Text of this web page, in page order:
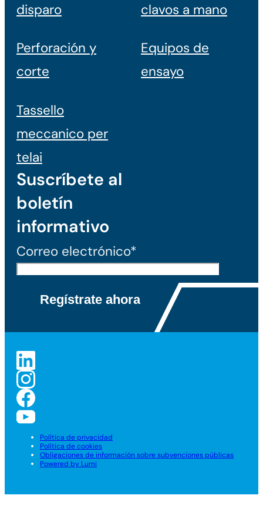
disparo
clavos a mano
Perforación y
corte
Equipos de
ensayo
Tassello
meccanico per
telai
Suscríbete al
boletín
informativo
Correo electrónico*
Política de privacidad
Política de cookies
Obligaciones de información sobre subvenciones públicas
Powered by Lumi